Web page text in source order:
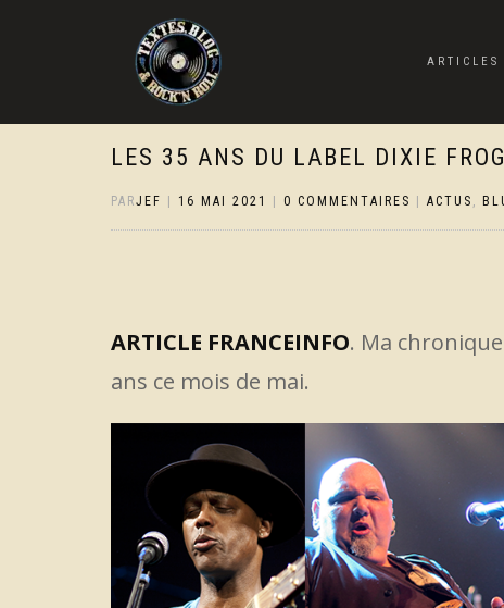
ARTICLES
LES 35 ANS DU LABEL DIXIE FROG
PARJEF 16 MAI 2021 0 COMMENTAIRES ACTUS ,
ARTICLE FRANCEINFO. Ma
ans ce mois de mai.